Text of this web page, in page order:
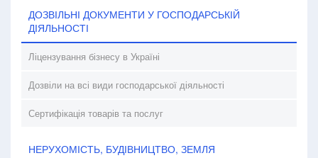
ДОЗВІЛЬНІ ДОКУМЕНТИ У ГОСПОДАРСЬКІЙ
ДІЯЛЬНОСТІ
Ліцензування бізнесу в Україні
Дозвіли на всі види господарської діяльності
Сертифікація товарів та послуг
НЕРУХОМІСТЬ, БУДІВНИЦТВО, ЗЕМЛЯ